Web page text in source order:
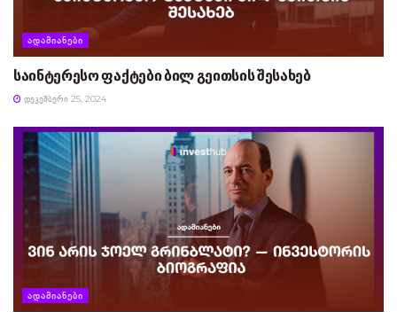
ᲐᲓᲐᲛᲘᲐᲜᲔᲑᲘ
საინტერესო ფაქტები ბილ გეითსის შესახებ
ᲓᲔᲙᲔᲛᲑᲔᲠᲘ 25, 2024
ᲐᲓᲐᲛᲘᲐᲜᲔᲑᲘ